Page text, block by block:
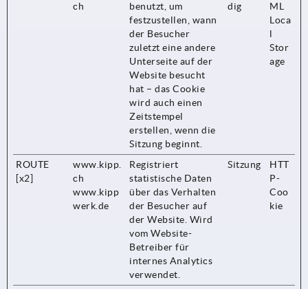
ch
benutzt, um
festzustellen, wann
der Besucher
zuletzt eine andere
Unterseite auf der
Website besucht
hat – das Cookie
wird auch einen
Zeitstempel
erstellen, wenn die
Sitzung beginnt.
dig
ML
Loca
l
Stor
age
ROUTE
[x2]
www.kipp.
ch
www.kipp
werk.de
Registriert
statistische Daten
über das Verhalten
der Besucher auf
der Website. Wird
vom Website-
Betreiber für
internes Analytics
verwendet.
Sitzung
HTT
P-
Coo
kie